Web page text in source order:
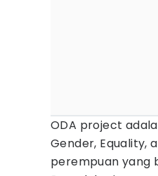
ODA project
Gender, Equality,
perempuan yang